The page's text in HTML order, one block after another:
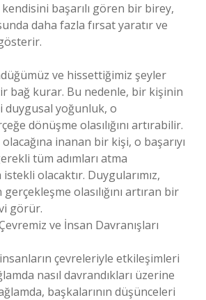
başarılı gören bir birey,
daha fazla fırsat yaratır ve
ve hissettiğimiz şeyler
bağ kurar. Bu nedenle, bir kişinin
duygusal yoğunluk, o
dönüşme olasılığını artırabilir.
inanan bir kişi, o başarıyı
tüm adımları atma
olacaktır. Duygularımız,
olasılığını artıran bir
görür.
ve İnsan Davranışları
çevreleriyle etkileşimleri
nasıl davrandıkları üzerine
başkalarının düşünceleri